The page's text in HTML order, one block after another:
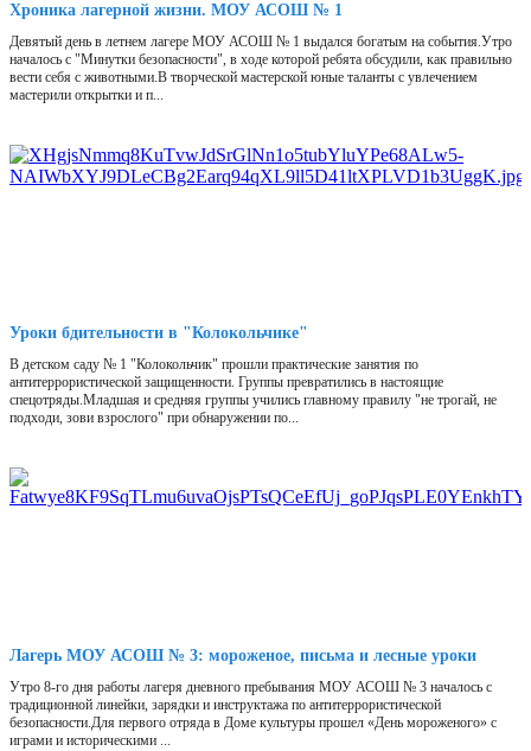
Хроника лагерной жизни. МОУ АСОШ № 1
Девятый день в летнем лагере МОУ АСОШ № 1 выдался богатым на события.Утро
началось с "Минутки безопасности", в ходе которой ребята обсудили, как правильно
вести себя с животными.В творческой мастерской юные таланты с увлечением
мастерили открытки и п...
Уроки бдительности в "Колокольчике"
В детском саду № 1 "Колокольчик" прошли практические занятия по
антитеррористической защищенности. Группы превратились в настоящие
спецотряды.Младшая и средняя группы учились главному правилу "не трогай, не
подходи, зови взрослого" при обнаружении по...
Лагерь МОУ АСОШ № 3: мороженое, письма и лесные уроки
Утро 8-го дня работы лагеря дневного пребывания МОУ АСОШ № 3 началось с
традиционной линейки, зарядки и инструктажа по антитеррористической
безопасности.Для первого отряда в Доме культуры прошел «День мороженого» с
играми и историческими ...